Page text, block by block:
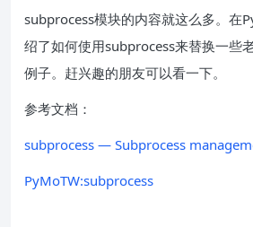
subprocess模块的内容就这么多。在
绍了如何使用subprocess来替换一些
例子。赶兴趣的朋友可以看一下。
参考文档：
subprocess — Subprocess
PyMoTW:subprocess